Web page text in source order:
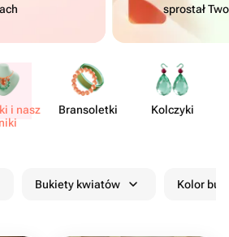
sprostał
i nasz​
Brans​oletki Kolczyki
Bukiety kwiatów Kolor